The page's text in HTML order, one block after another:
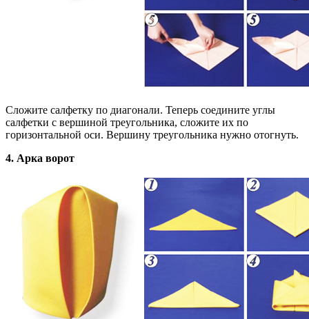
Сложите салфетку по диагонали. Теперь соедините углы
салфетки с вершиной треугольника, сложите их по
горизонтальной оси. Вершину треугольника нужно отогнуть.
4. Арка ворот